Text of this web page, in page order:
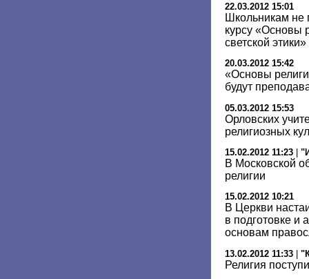
22.03.2012 15:01
Школьникам не
курсу «Основы
светской этики»
20.03.2012 15:42
«Основы
будут
05.03.2012 15:53
Орловских
религиозных
15.02.2012 11:23
В Московской
религии
15.02.2012 10:21
В Церкви
в подготовке и
основам
13.02.2012 11:33 |
Религия